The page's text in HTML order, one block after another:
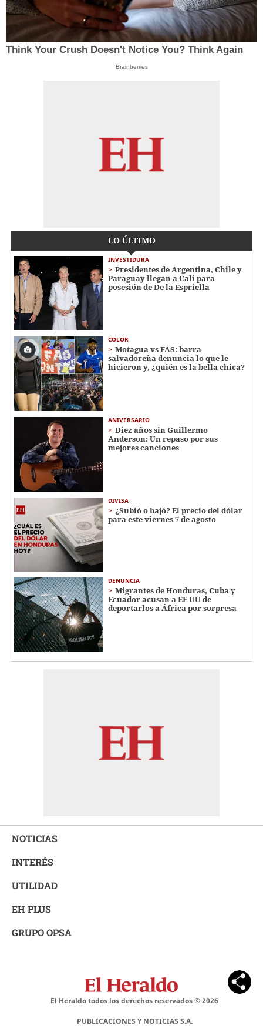
Think Your Crush Doesn't Notice You? Think Again
Brainberries
LO ÚLTIMO
INVESTIDURA
Presidentes de Argentina, Chile y
Paraguay llegan a Cali para
posesión de De la Espriella
COLOR
Motagua vs FAS: barra
salvadoreña denuncia lo que le
hicieron y, ¿quién es la bella chica?
ANIVERSARIO
Diez años sin Guillermo
Anderson: Un repaso por sus
mejores canciones
DIVISA
¿Subió o bajó? El precio del dólar
para este viernes 7 de agosto
DENUNCIA
Migrantes de Honduras, Cuba y
Ecuador acusan a EE UU de
deportarlos a África por sorpresa
NOTICIAS
INTERÉS
UTILIDAD
EH PLUS
GRUPO OPSA
El Heraldo todos los derechos reservados ©2026
PUBLICACIONES Y NOTICIAS S.A.